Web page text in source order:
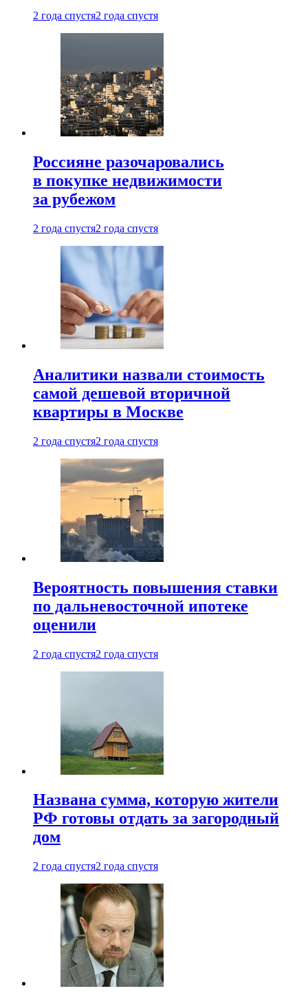
2 года спустя2 года спустя
Россияне разочаровались
в покупке недвижимости
за рубежом
2 года спустя2 года спустя
Аналитики назвали стоимость
самой дешевой вторичной
квартиры в Москве
2 года спустя2 года спустя
Вероятность повышения ставки
по дальневосточной ипотеке
оценили
2 года спустя2 года спустя
Названа сумма, которую жители
РФ готовы отдать за загородный
дом
2 года спустя2 года спустя